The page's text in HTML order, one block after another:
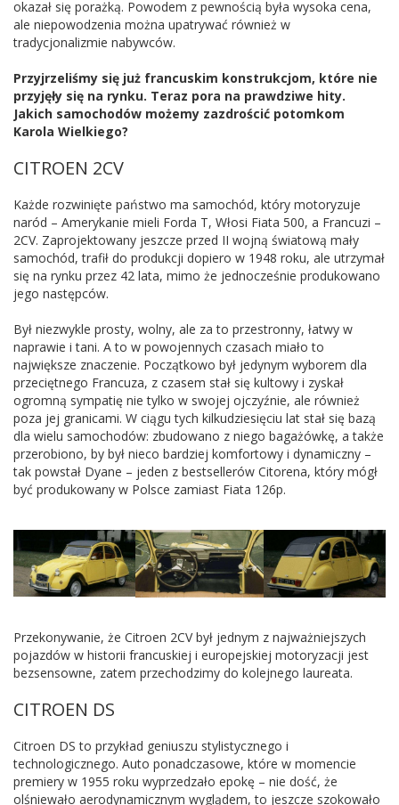
okazał się porażką. Powodem z pewnością była wysoka cena,
ale niepowodzenia można upatrywać również w
tradycjonalizmie nabywców.
Przyjrzeliśmy się już francuskim konstrukcjom, które nie
przyjęły się na rynku. Teraz pora na prawdziwe hity.
Jakich samochodów możemy zazdrościć potomkom
Karola Wielkiego?
CITROEN 2CV
Każde rozwinięte państwo ma samochód, który motoryzuje
naród – Amerykanie mieli Forda T, Włosi Fiata 500, a Francuzi –
2CV. Zaprojektowany jeszcze przed II wojną światową mały
samochód, trafił do produkcji dopiero w 1948 roku, ale utrzymał
się na rynku przez 42 lata, mimo że jednocześnie produkowano
jego następców.
Był niezwykle prosty, wolny, ale za to przestronny, łatwy w
naprawie i tani. A to w powojennych czasach miało to
największe znaczenie. Początkowo był jedynym wyborem dla
przeciętnego Francuza, z czasem stał się kultowy i zyskał
ogromną sympatię nie tylko w swojej ojczyźnie, ale również
poza jej granicami. W ciągu tych kilkudziesięciu lat stał się bazą
dla wielu samochodów: zbudowano z niego bagażówkę, a także
przerobiono, by był nieco bardziej komfortowy i dynamiczny –
tak powstał Dyane – jeden z bestsellerów Citorena, który mógł
być produkowany w Polsce zamiast Fiata 126p.
Przekonywanie, że Citroen 2CV był jednym z najważniejszych
pojazdów w historii francuskiej i europejskiej motoryzacji jest
bezsensowne, zatem przechodzimy do kolejnego laureata.
CITROEN DS
Citroen DS to przykład geniuszu stylistycznego i
technologicznego. Auto ponadczasowe, które w momencie
premiery w 1955 roku wyprzedzało epokę – nie dość, że
olśniewało aerodynamicznym wyglądem, to jeszcze szokowało